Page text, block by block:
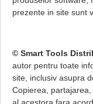
prezente in site sunt
© Smart Tools
autor pentru toate
site, inclusiv asupra
Copierea,
al acestora fara